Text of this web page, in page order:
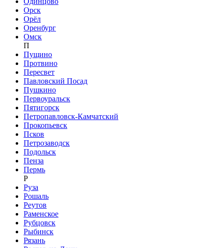
Орск
Орёл
Оренбург
Омск
П
Пущино
Протвино
Пересвет
Павловский Посад
Пушкино
Первоуральск
Пятигорск
Петропавловск-Камчатский
Прокопьевск
Псков
Петрозаводск
Подольск
Пенза
Пермь
Р
Руза
Рошаль
Реутов
Раменское
Рубцовск
Рыбинск
Рязань